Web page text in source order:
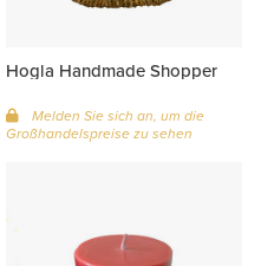
Hogla Handmade Shopper
Melden Sie sich an, um die
Großhandelspreise zu sehen